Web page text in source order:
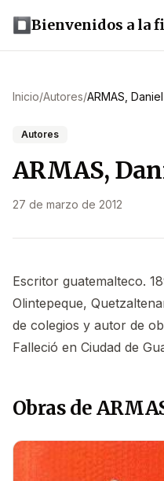
Bienvenidos a la
Inicio/Autores/ARMAS, Daniel
Autores
ARMAS,
27 de marzo de 2012
Escritor guatemalteco.
Olintepeque,
de colegios y autor de
Falleció en Ciudad de
Obras de